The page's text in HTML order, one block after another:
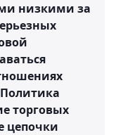
низкими за
торговых
цепочки